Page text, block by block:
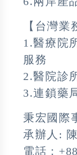
【台灣業
1.醫療院
服務
2.醫院診
3.連鎖藥
秉宏國際
承辦人:
電話：